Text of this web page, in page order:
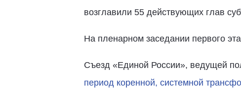
возглавили 55 действующих глав
На пленарном заседании первого
Съезд «Единой России», ведущей
период коренной, системной